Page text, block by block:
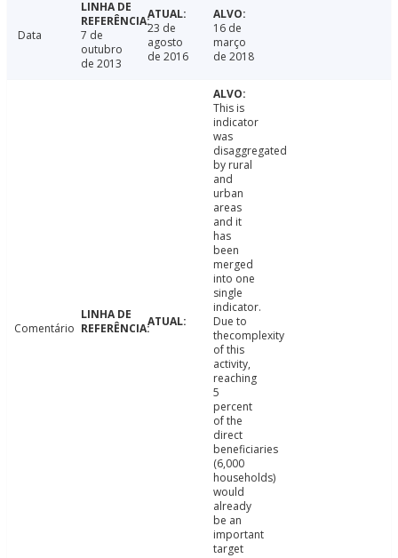
Data
7 de
outubro
de 2013
23 de
agosto
de 2016
16 de
março
de 2018
Comentário
This is
indicator
was
disaggregated
by rural
and
urban
areas
and it
has
been
merged
into one
single
indicator.
Due to
thecomplexity
of this
activity,
reaching
5
percent
of the
direct
beneficiaries
(6,000
households)
would
already
be an
important
target